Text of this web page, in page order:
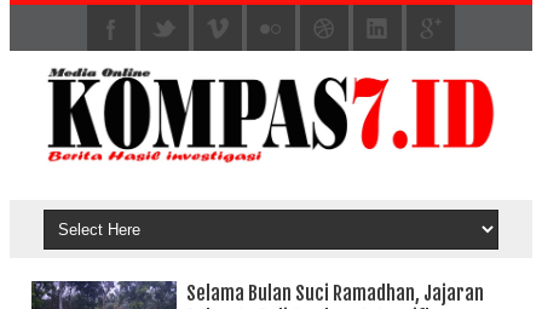
Selama Bulan Suci Ramadhan, Jajaran